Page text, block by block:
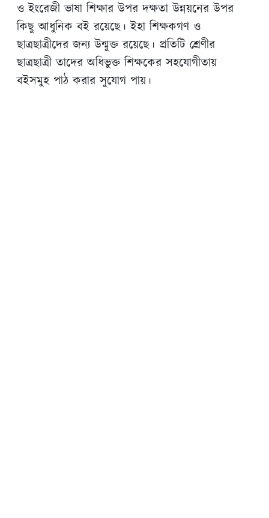
ও ইংরেজী ভাষা শিক্ষার উপর দক্ষতা উন্নয়নের উপর
কিছু আধুনিক বই রয়েছে। ইহা শিক্ষকগণ ও
ছাত্রছাত্রীদের জন্য উন্মুক্ত রয়েছে। প্রতিটি শ্রেণীর
ছাত্রছাত্রী তাদের অধিভুক্ত শিক্ষকের সহযোগীতায়
বইসমুহ পাঠ করার সুযোগ পায়।